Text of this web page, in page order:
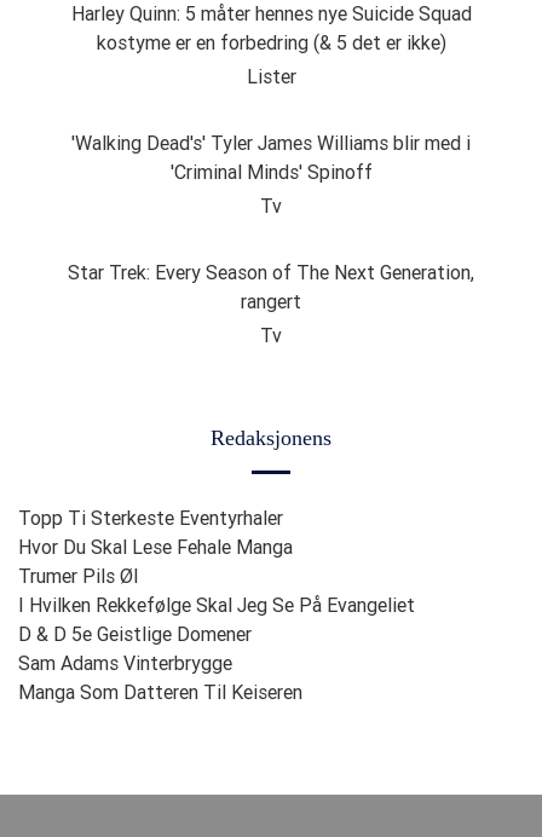
Harley Quinn: 5 måter hennes nye Suicide Squad
kostyme er en forbedring (& 5 det er ikke)
Lister
'Walking Dead's' Tyler James Williams blir med i
'Criminal Minds' Spinoff
Tv
Star Trek: Every Season of The Next Generation,
rangert
Tv
Redaksjonens
Topp Ti Sterkeste Eventyrhaler
Hvor Du Skal Lese Fehale Manga
Trumer Pils Øl
I Hvilken Rekkefølge Skal Jeg Se På Evangeliet
D & D 5e Geistlige Domener
Sam Adams Vinterbrygge
Manga Som Datteren Til Keiseren